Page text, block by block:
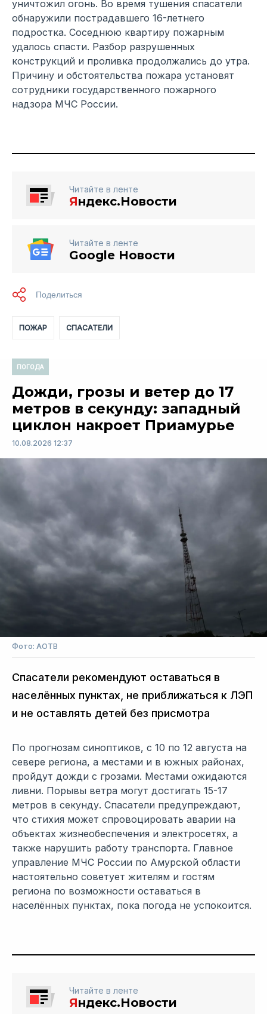
уничтожил огонь. Во время тушения спасатели
обнаружили пострадавшего 16-летнего
подростка. Соседнюю квартиру пожарным
удалось спасти. Разбор разрушенных
конструкций и проливка продолжались до утра.
Причину и обстоятельства пожара установят
сотрудники государственного пожарного
надзора МЧС России.
Читайте в ленте
Яндекс.Новости
Читайте в ленте
Google Новости
ПОЖАР СПАСАТЕЛИ
ПОГОДА
Дожди, грозы и ветер до 17
метров в секунду: западный
циклон накроет Приамурье
10.08.2026 12:37
Фото: АОТВ
Спасатели рекомендуют оставаться в
населённых пунктах, не приближаться к ЛЭП
и не оставлять детей без присмотра
По прогнозам синоптиков, с 10 по 12 августа на
севере региона, а местами и в южных районах,
пройдут дожди с грозами. Местами ожидаются
ливни. Порывы ветра могут достигать 15-17
метров в секунду. Спасатели предупреждают,
что стихия может спровоцировать аварии на
объектах жизнеобеспечения и электросетях, а
также нарушить работу транспорта. Главное
управление МЧС России по Амурской области
настоятельно советует жителям и гостям
региона по возможности оставаться в
населённых пунктах, пока погода не успокоится.
Читайте в ленте
Яндекс.Новости